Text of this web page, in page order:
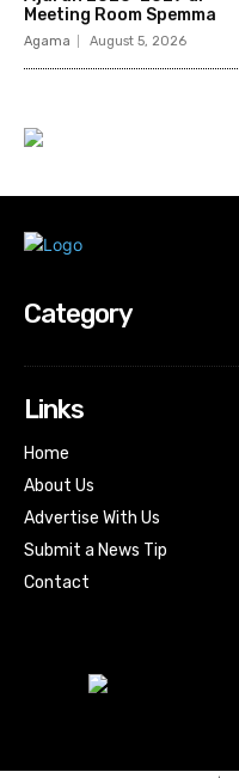
Meeting Room Spemma
Agama August 5, 2026
Category
Links
Home
About Us
Advertise With Us
Submit a News Tip
Contact